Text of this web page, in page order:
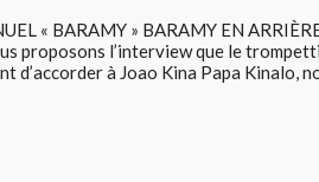
« BARAMY » BARAMY EN
proposons l’interview que le
d’accorder à Joao Kina Papa Kinalo,